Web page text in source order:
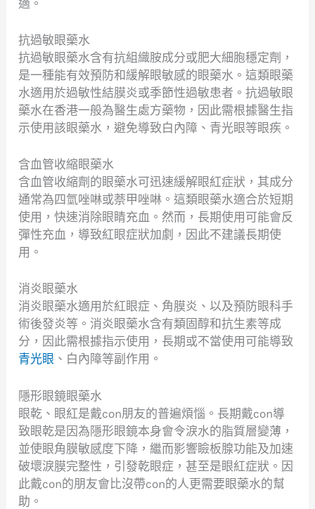
適。
抗過敏眼藥水
抗過敏眼藥水含有抗組織胺成分或肥大細胞穩定劑，
是一種能有效預防和緩解眼敏感的眼藥水。這類眼藥
水適用於過敏性結膜炎或季節性過敏患者。抗過敏眼
藥水在香港一般為醫生處方藥物，因此需根據醫生指
示使用該眼藥水，避免導致白內障、青光眼等眼疾。
含血管收縮眼藥水
含血管收縮劑的眼藥水可迅速緩解眼紅症狀，其成分
通常為四氫唑啉或萘甲唑啉。這類眼藥水適合於短期
使用，快速消除眼睛充血。然而，長期使用可能會反
彈性充血，導致紅眼症狀加劇，因此不建議長期使
用。
消炎眼藥水
消炎眼藥水適用於紅眼症、角膜炎、以及預防眼科手
術後發炎等。消炎眼藥水含有類固醇和抗生素等成
分，因此需根據指示使用，長期或不當使用可能導致
青光眼 、白內障等副作用。
隱形眼鏡眼藥水
眼乾、眼紅是戴con朋友的普遍煩惱。長期戴con導
致眼乾是因為隱形眼鏡本身會令淚水的脂質層變薄，
並使眼角膜敏感度下降，繼而影響瞼板腺功能及加速
破壞淚膜完整性，引發乾眼症，甚至是眼紅症狀。因
此戴con的朋友會比沒帶con的人更需要眼藥水的幫
助。